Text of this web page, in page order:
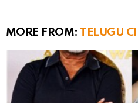
MORE FROM: TELUGU